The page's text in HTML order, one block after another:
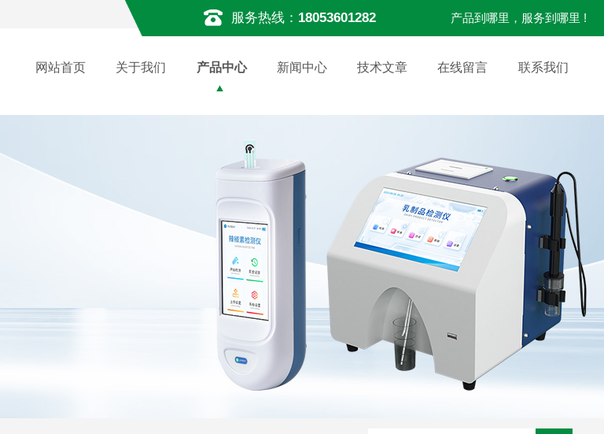
服务热线： 18053601282 产品到哪里，服务到哪里 !
网站首页 关于我们 产品中心 新闻中心 技术文章 在线留言 联系我们